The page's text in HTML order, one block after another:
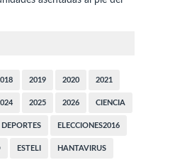
2019 2020 2021
2025 2026 CIENCIA
DEPORTES ELECCIONES2016
ESTELI HANTAVIRUS